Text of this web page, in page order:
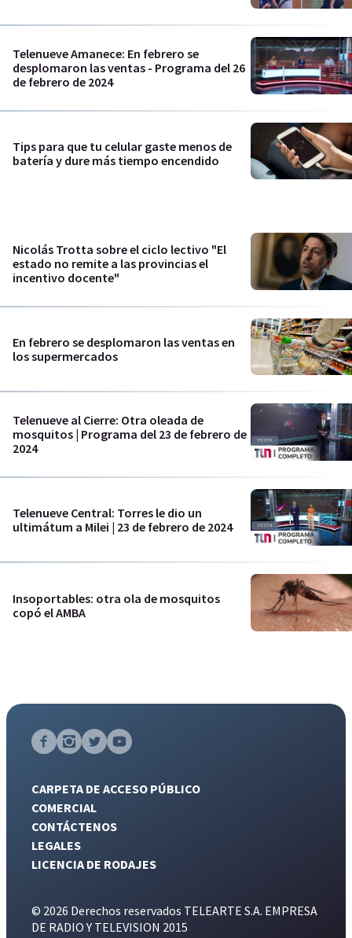
Telenueve Amanece: En febrero se
desplomaron las ventas - Programa del 26
de febrero de 2024
Tips para que tu celular gaste menos de
batería y dure más tiempo encendido
Nicolás Trotta sobre el ciclo lectivo "El
estado no remite a las provincias el
incentivo docente"
En febrero se desplomaron las ventas en
los supermercados
Telenueve al Cierre: Otra oleada de
mosquitos | Programa del 23 de febrero de
2024
Telenueve Central: Torres le dio un
ultimátum a Milei | 23 de febrero de 2024
Insoportables: otra ola de mosquitos
copó el AMBA
CARPETA DE ACCESO PÚBLICO
COMERCIAL
CONTÁCTENOS
LEGALES
LICENCIA DE RODAJES
© 2026 Derechos reservados TELEARTE S.A. EMPRESA
DE RADIO Y TELEVISION 2015